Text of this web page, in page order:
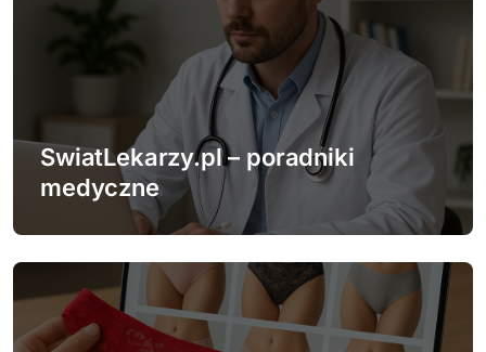
SwiatLekarzy.pl – poradniki
medyczne